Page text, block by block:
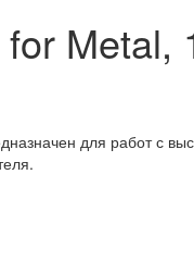
for
для работ с